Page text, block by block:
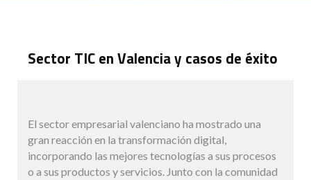
Sector TIC en Valencia y casos de éxito
El sector empresarial valenciano ha mostrado una
gran reacción en la transformación digital,
incorporando las mejores tecnologías a sus procesos
o a sus productos y servicios. Junto con la comunidad